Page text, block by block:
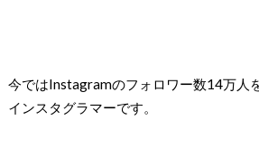
今ではInstagramのフォロワー数14万人
インスタグラマーです。